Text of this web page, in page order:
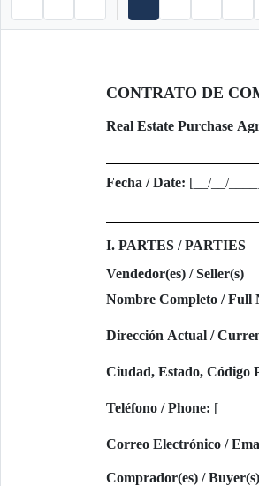
CONTRATO DE
Real Estate Purchase
Fecha / Date: [__/__/
I. PARTES / PARTIES
Vendedor(es) / Seller(s)
Nombre Completo / Full
Dirección Actual /
Ciudad, Estado, Código
Teléfono / Phone:
Correo Electrónico /
Comprador(es) / Buyer(s)